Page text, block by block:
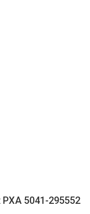
5041-295552